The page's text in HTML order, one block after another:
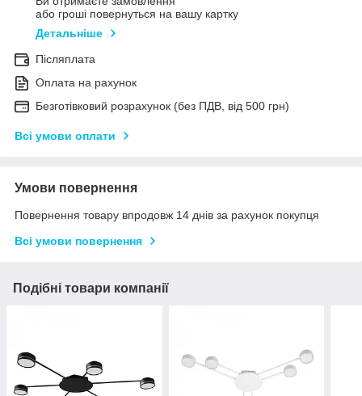
або гроші повернуться на вашу картку
Детальніше
Післяплата
Оплата на рахунок
Безготівковий розрахунок (без ПДВ, від 500 грн)
Всі умови оплати
Умови повернення
Повернення товару впродовж 14 днів за рахунок покупця
Всі умови повернення
Подібні товари компанії